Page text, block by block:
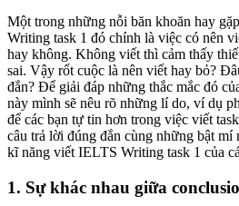
Một trong những nỗi băn khoăn hay
Writing task 1 đó chính là việc có nên
hay không. Không viết thì cảm thấy
sai. Vậy rốt cuộc là nên viết hay bỏ?
đắn? Để giải đáp những thắc mắc đó
này mình sẽ nêu rõ những lí do, ví dụ
để các bạn tự tin hơn trong việc viết
câu trả lời đúng đắn cùng những bật mí
kĩ năng viết IELTS Writing task 1 của
1. Sự khác nhau giữa